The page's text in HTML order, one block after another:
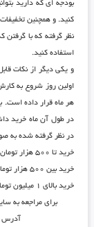
بودجه ای که دارید
کنید. و همچنین
استفاده کنید.
و یکی دیگر از نکات
اولین روز شروع به
هر ماه قرار داده است.
در طول آن ماه خرید
در نظر گرفته شده به
خرید تا ۵۰۰ هزار تومان ۱۵ درصد تخفیف دارد.
خرید بین ۵۰۰ هزار تومان تا ۱ میلیون تومان ۲۵ درصد تخفیف دارد.
خرید بالای ۱ میلیون تومان ۳۵ درصد تخفیف دارد.
برای مراجعه به
آدرس